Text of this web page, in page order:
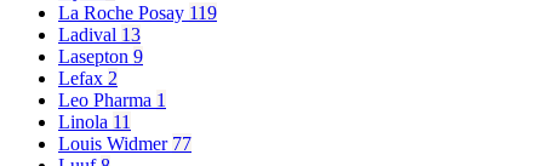
La Roche Posay 119
Ladival 13
Lasepton 9
Lefax 2
Leo Pharma 1
Linola 11
Louis Widmer 77